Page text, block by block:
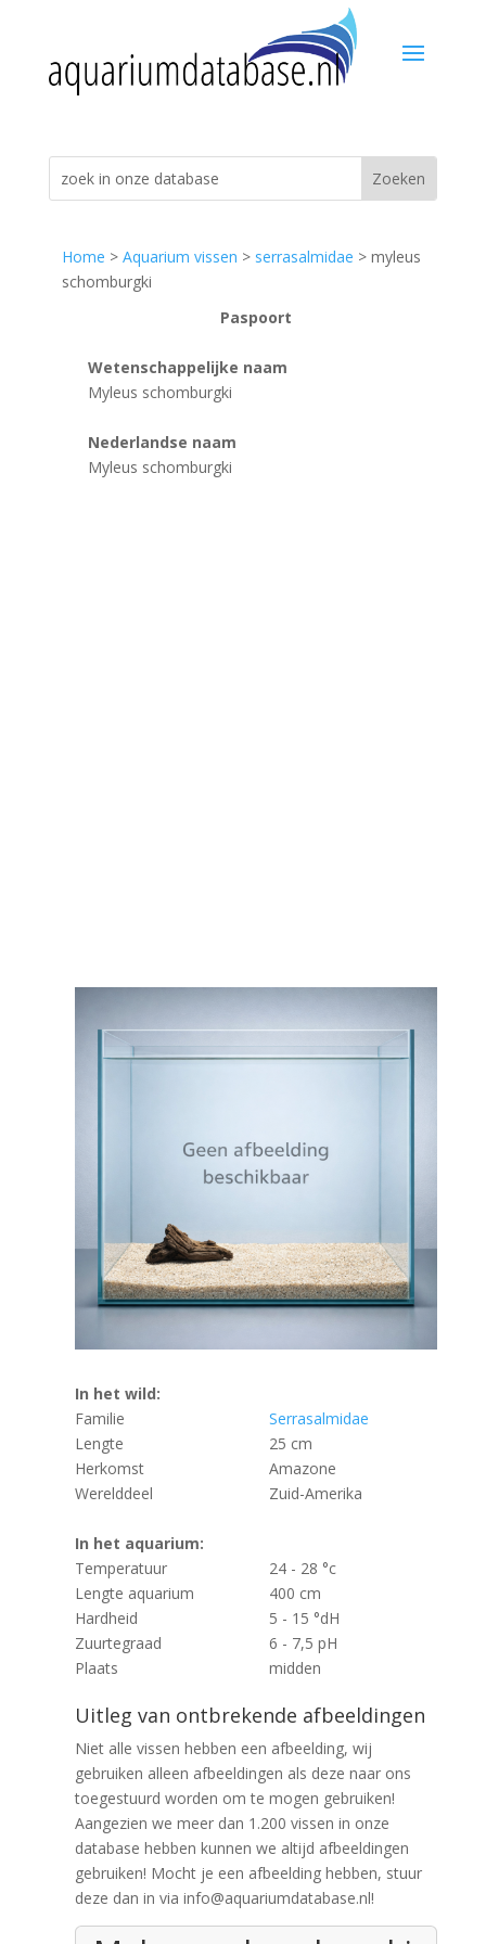
Home > Aquarium vissen > serrasalmidae > myleus
schomburgki
Paspoort
Wetenschappelijke naam
Myleus schomburgki
Nederlandse naam
Myleus schomburgki
In het wild:
Familie
Serrasalmidae
Lengte
25 cm
Herkomst
Amazone
Werelddeel
Zuid-Amerika
In het aquarium:
Temperatuur
24 - 28 °c
Lengte aquarium
400 cm
Hardheid
5 - 15 °dH
Zuurtegraad
6 - 7,5 pH
Plaats
midden
Uitleg van ontbrekende afbeeldingen
Niet alle vissen hebben een afbeelding, wij
gebruiken alleen afbeeldingen als deze naar ons
toegestuurd worden om te mogen gebruiken!
Aangezien we meer dan 1.200 vissen in onze
database hebben kunnen we altijd afbeeldingen
gebruiken! Mocht je een afbeelding hebben, stuur
deze dan in via info@aquariumdatabase.nl!